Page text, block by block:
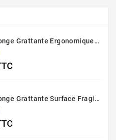
(X10) - Éponge Grattante Ergonomique Rouge Sponrex 92
(X10) - Éponge Grattante Surface Fragile Bleue Sponrex 79